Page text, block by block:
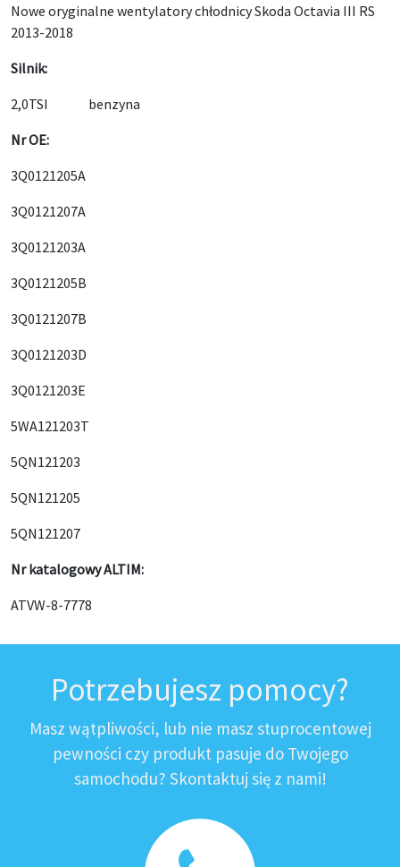
Nowe oryginalne wentylatory chłodnicy Skoda Octavia III RS
2013-2018
Silnik:
2,0TSI benzyna
Nr OE:
3Q0121205A
3Q0121207A
3Q0121203A
3Q0121205B
3Q0121207B
3Q0121203D
3Q0121203E
5WA121203T
5QN121203
5QN121205
5QN121207
Nr katalogowy ALTIM:
ATVW-8-7778
Potrzebujesz pomocy?
Masz wątpliwości, lub nie masz stuprocentowej
pewności czy produkt pasuje do Twojego
samochodu? Skontaktuj się z nami!